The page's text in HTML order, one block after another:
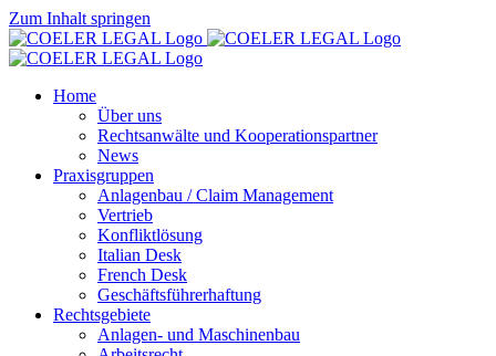
Zum Inhalt springen
Home
Über uns
Rechtsanwälte und Kooperationspartner
News
Praxisgruppen
Anlagenbau / Claim Management
Vertrieb
Konfliktlösung
Italian Desk
French Desk
Geschäftsführerhaftung
Rechtsgebiete
Anlagen- und Maschinenbau